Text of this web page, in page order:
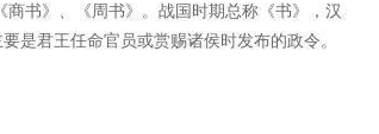
书》、《周书》。战国时期总称《书》，汉
是君王任命官员或赏赐诸侯时发布的政令。